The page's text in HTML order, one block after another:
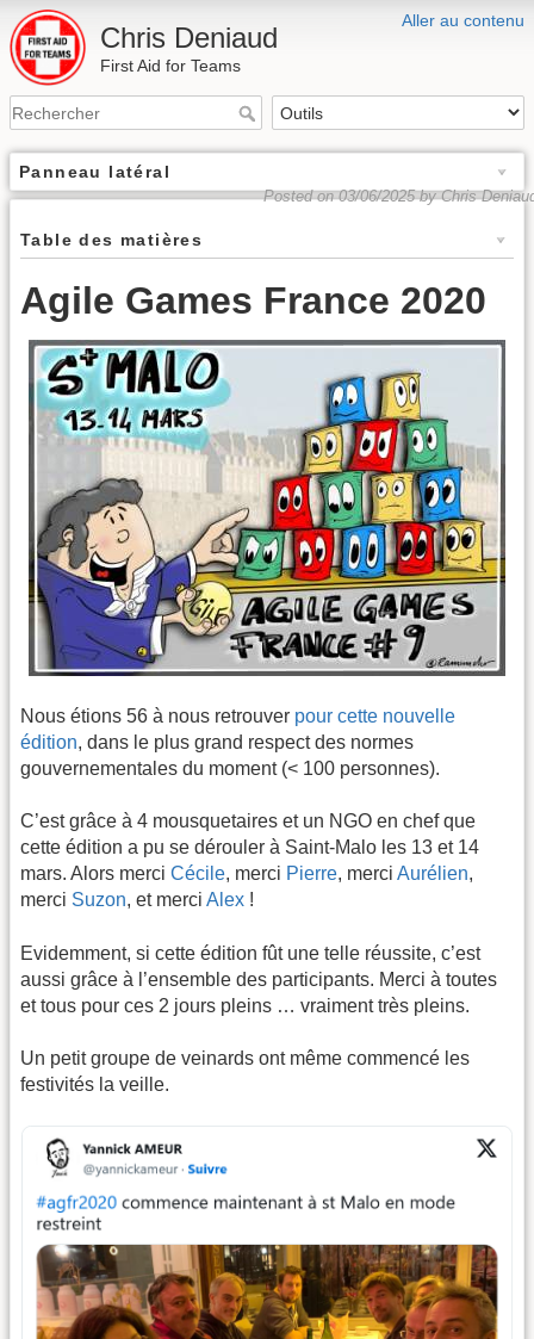
Aller au contenu
Chris Deniaud
First Aid for Teams
Panneau latéral
Posted on 03/06/2025 by Chris
Table des matières
Agile Games France 2020
Nous étions 56 à nous retrouver pour cette nouvelle
édition, dans le plus grand respect des normes
gouvernementales du moment (< 100 personnes).
C’est grâce à 4 mousquetaires et un NGO en chef que
cette édition a pu se dérouler à Saint-Malo les 13 et 14
mars. Alors merci Cécile, merci Pierre, merci Aurélien,
merci Suzon, et merci Alex !
Evidemment, si cette édition fût une telle réussite, c’est
aussi grâce à l’ensemble des participants. Merci à toutes
et tous pour ces 2 jours pleins … vraiment très pleins.
Un petit groupe de veinards ont même commencé les
festivités la veille.